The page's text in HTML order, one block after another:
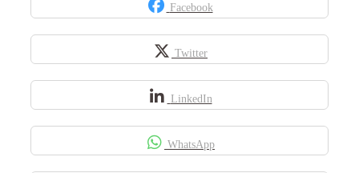
Facebook
Twitter
LinkedIn
WhatsApp